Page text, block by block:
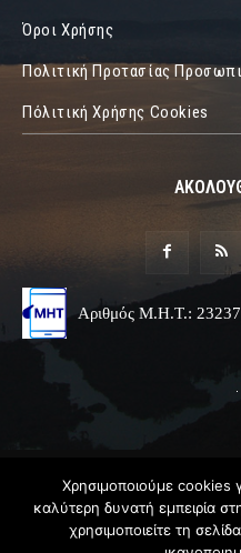
Όροι Χρήσης
Πολιτική Προτασίας
Πόλιτική Χρήσης Cookies
Αριθμός Μ.Η.Τ.:
© 2019 Epirus Online
Χρησιμοποιούμε cookies
καλύτερη δυνατή εμπειρία
χρησιμοποιείτε τη